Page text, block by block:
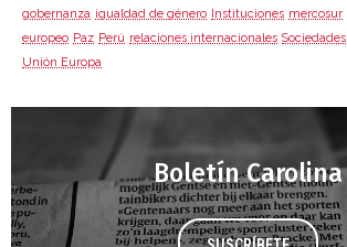
gobernanza igualdad de género Instituciones mercosur
europeo Paz Perú relaciones internacionales Sociedades
Unión Europa
Boletín Carolina